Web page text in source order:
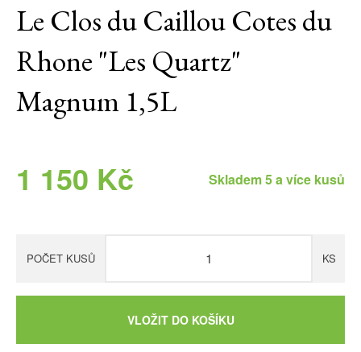
Le Clos du Caillou Cotes du
Rhone "Les Quartz"
Magnum 1,5L
1 150 Kč Skladem 5 a více kusů
POČET KUSŮ KS
VLOŽIT DO KOŠÍKU